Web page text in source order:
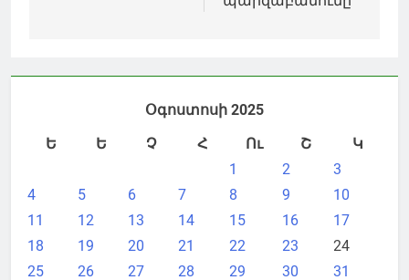
Օգոստոսի 2025
Ե
Ե Չ Հ Ու Շ
Կ
1
2
3
4
5 6 7 8 9
10
11
12 13 14 15 16
17
18
19 20 21 22 23
24
25
26 27 28 29 30 31